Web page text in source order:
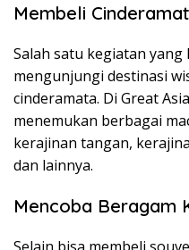
Membeli
Salah satu kegiatan
mengunjungi destinasi
cinderamata. Di Great
menemukan berbagai
kerajinan tangan,
dan lainnya.
Mencoba Beragam
Selain bisa membeli